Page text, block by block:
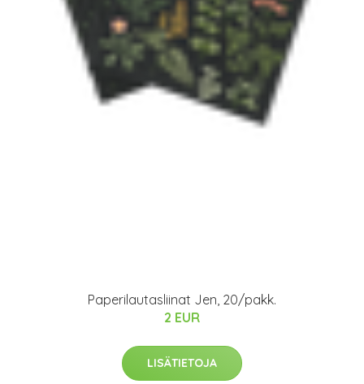
Paperilautasliinat Jen, 20/pakk.
2 EUR
LISÄTIETOJA